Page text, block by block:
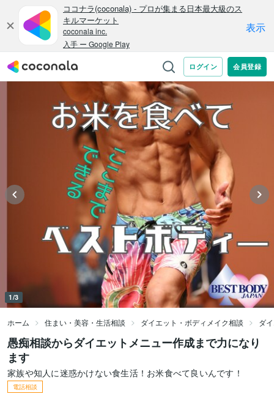
1/3
ホーム 住まい・美容・生活相談 ダイエット・ボディメイク相談 ダ
愚痴相談からダイエットメニュー作成まで力になり
ます
家族や知人に迷惑かけない食生活！お米食べて良いんです！
電話相談